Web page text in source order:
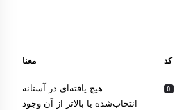
کد معنا
0
هیچ یافته‌ای در آستانه
انتخاب‌شده یا بالاتر از آن وجود